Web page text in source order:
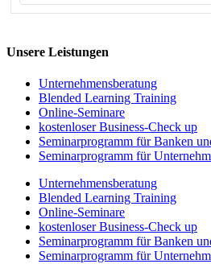
Unsere Leistungen
Unternehmens­beratung
Blended Learning Training
Online-Seminare
kostenloser Business-Check up
Seminarprogramm für Banken
Seminarprogramm für
Unternehmens­beratung
Blended Learning Training
Online-Seminare
kostenloser Business-Check up
Seminarprogramm für Banken
Seminarprogramm für